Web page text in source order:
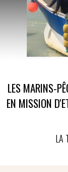
LES MARINS-
EN MISSION
LA